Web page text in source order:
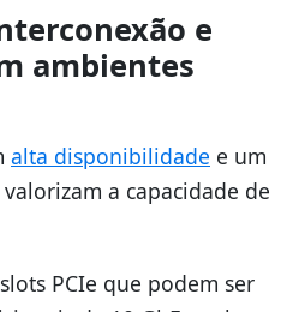
e
ambientes
alta disponibilidade e um
a capacidade de
PCIe que podem ser